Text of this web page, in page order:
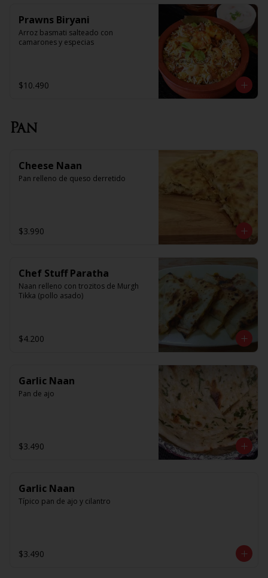
Prawns Biryani
Arroz basmati salteado con
camarones y especias
$10.490
Pan
Cheese Naan
Pan relleno de queso derretido
$3.990
Chef Stuff Paratha
Naan relleno con trozitos de Murgh
Tikka (pollo asado)
$4.200
Garlic Naan
Pan de ajo
$3.490
Garlic Naan
Típico pan de ajo y cilantro
$3.490